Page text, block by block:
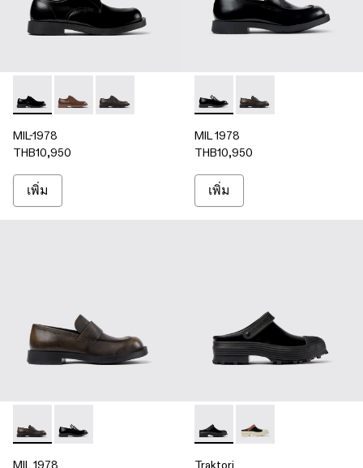
MIL-1978 - A500002-002 - ดํา
MIL-1978 - A500002-012
MIL-1978 - A500002-010 - รองเท้าหนังขัดเงา
MIL-1978
THB10,950
เพิ่ม
MIL 1978 - A500003-005 -
MIL 1978 -
MIL 1978
THB10,950
เพิ่ม
MIL 1978 - A500003-016 - รองเท้าโลฟเฟอร์หนังขัดเงาสามสี
MIL 1978 - A500003-005 - ดํา
MIL 1978
Traktori - A500006-005 - ร
Traktori - A500006-
Traktori